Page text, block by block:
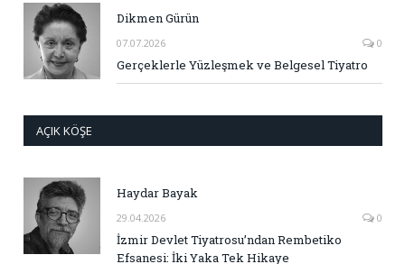
Dikmen Gürün
07.07.2026 0
Gerçeklerle Yüzleşmek ve Belgesel Tiyatro
AÇIK KÖŞE
Haydar Bayak
29.04.2026 0
İzmir Devlet Tiyatrosu’ndan Rembetiko
Efsanesi: İki Yaka Tek Hikaye